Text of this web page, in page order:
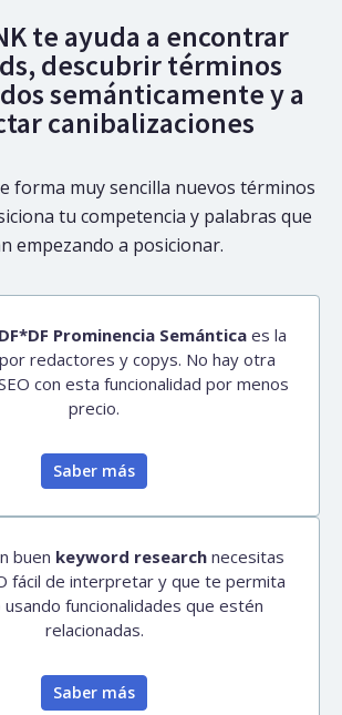
te ayuda a encontrar
descubrir términos
semánticamente y a
canibalizaciones
forma muy sencilla nuevos términos
tu competencia y palabras que
empezando a posicionar.
Prominencia Semántica es la
redactores y copys. No hay otra
con esta funcionalidad por menos
precio.
Saber más
buen keyword researchnecesitas
fácil de interpretar y que te permita
funcionalidades que estén
relacionadas.
Saber más